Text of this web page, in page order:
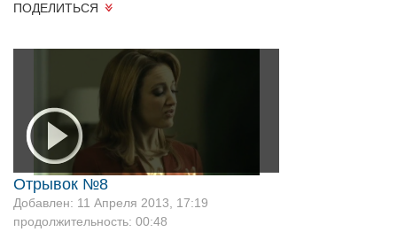
ПОДЕЛИТЬСЯ
Отрывок №8
Добавлен: 11 Апреля 2013, 17:19
продолжительность: 00:48